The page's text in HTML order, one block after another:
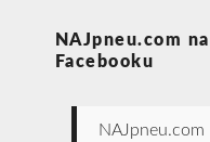
NAJpneu.com na
Facebooku
NAJpneu.com